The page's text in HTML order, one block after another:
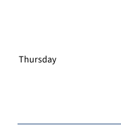
Thursday